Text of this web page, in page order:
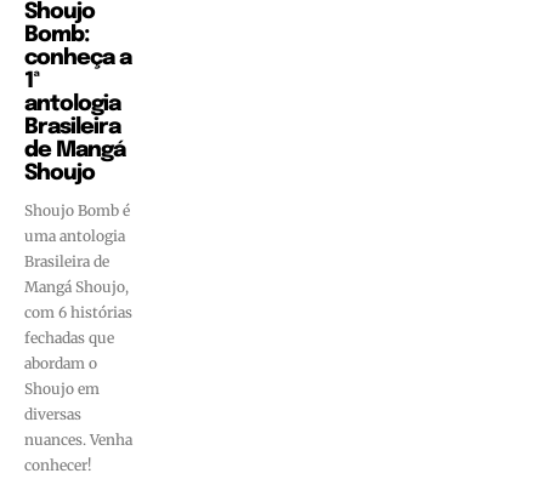
Shoujo
Bomb:
conheça a
1ª
antologia
Brasileira
de Mangá
Shoujo
Shoujo Bomb é
uma antologia
Brasileira de
Mangá Shoujo,
com 6 histórias
fechadas que
abordam o
Shoujo em
diversas
nuances. Venha
conhecer!